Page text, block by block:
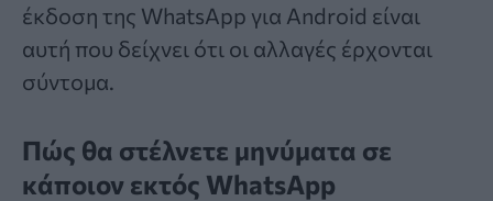
έκδοση της WhatsApp για Android είναι
αυτή που δείχνει ότι οι αλλαγές έρχονται
σύντομα.
Πώς θα στέλνετε μηνύματα σε
κάποιον εκτός WhatsApp